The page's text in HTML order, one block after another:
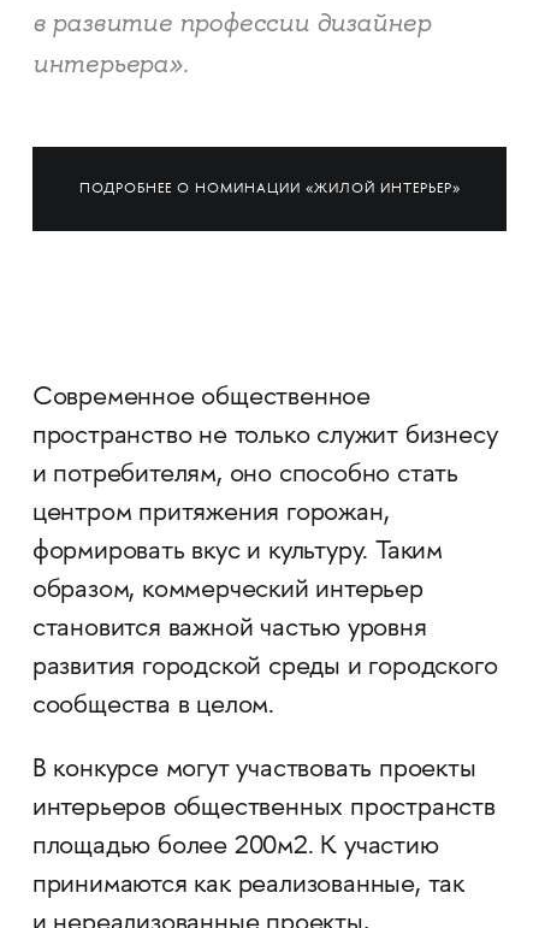
в развитие профессии дизайнер
интерьера».
ПОДРОБНЕЕ О НОМИНАЦИИ «ЖИЛОЙ ИНТЕРЬЕР»
Современное общественное
пространство не только служит бизнесу
и потребителям, оно способно стать
центром притяжения горожан,
формировать вкус и культуру. Таким
образом, коммерческий интерьер
становится важной частью уровня
развития городской среды и городского
сообщества в целом.
В конкурсе могут участвовать проекты
интерьеров общественных пространств
площадью более 200м2. К участию
принимаются как реализованные, так